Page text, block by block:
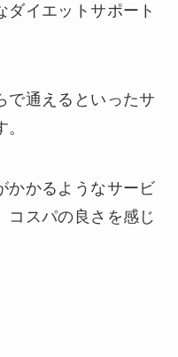
ダイエットサポート
で通えるといったサ
かかるようなサービ
コスパの良さを感じ